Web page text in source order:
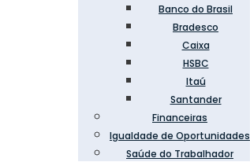
Banco do Brasil
Bradesco
Caixa
HSBC
Itaú
Santander
Financeiras
Igualdade de Oportunidades
Saúde do Trabalhador